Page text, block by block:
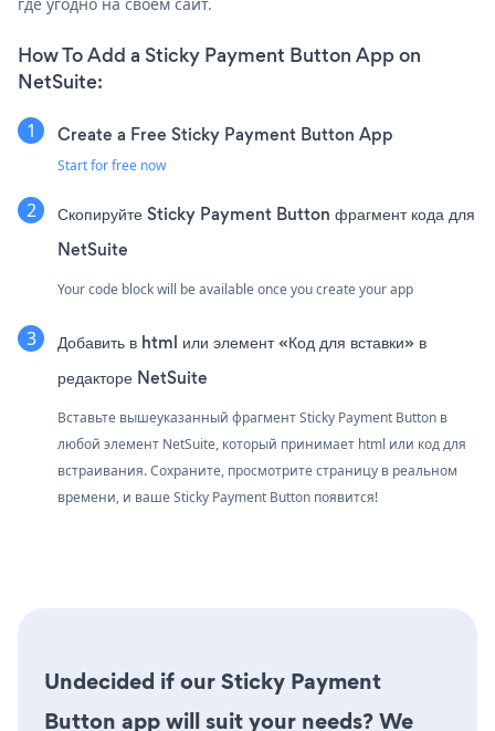
где угодно на своем сайт.
How To Add a Sticky Payment Button App on
NetSuite:
Create a Free Sticky Payment Button App
Start for free now
Скопируйте Sticky Payment Button фрагмент кода для
NetSuite
Your code block will be available once you create your app
Добавить в html или элемент «Код для вставки» в
редакторе NetSuite
Вставьте вышеуказанный фрагмент Sticky Payment Button в
любой элемент NetSuite, который принимает html или код для
встраивания. Сохраните, просмотрите страницу в реальном
времени, и ваше Sticky Payment Button появится!
Undecided if our Sticky Payment
Button app will suit your needs? We